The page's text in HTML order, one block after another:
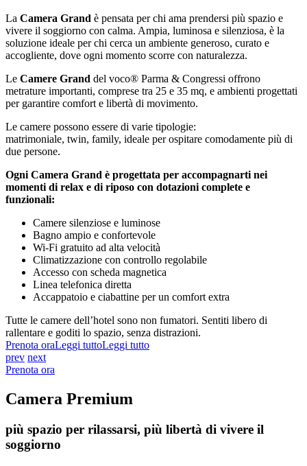
La Camera Grand è pensata per chi ama prendersi più spazio e
vivere il soggiorno con calma. Ampia, luminosa e silenziosa, è la
soluzione ideale per chi cerca un ambiente generoso, curato e
accogliente, dove ogni momento scorre con naturalezza.
Le Camere Grand del voco® Parma & Congressi offrono
metrature importanti, comprese tra 25 e 35 mq, e ambienti progettati
per garantire comfort e libertà di movimento.
Le camere possono essere di varie tipologie:
matrimoniale, twin, family, ideale per ospitare comodamente più di
due persone.
Ogni Camera Grand è progettata per accompagnarti nei
momenti di relax e di riposo con dotazioni complete e
funzionali:
Camere silenziose e luminose
Bagno ampio e confortevole
Wi-Fi gratuito ad alta velocità
Climatizzazione con controllo regolabile
Accesso con scheda magnetica
Linea telefonica diretta
Accappatoio e ciabattine per un comfort extra
Tutte le camere dell’hotel sono non fumatori. Sentiti libero di
rallentare e goditi lo spazio, senza distrazioni.
Prenota oraLeggi tuttoLeggi tutto
prev next
Prenota ora
Camera Premium
più spazio per rilassarsi, più libertà di vivere il
soggiorno